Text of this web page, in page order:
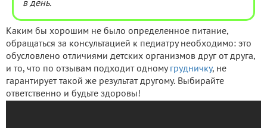
в день.
Каким бы хорошим не было определенное питание,
обращаться за консультацией к педиатру необходимо: это
обусловлено отличиями детских организмов друг от друга,
и то, что по отзывам подходит одному грудничку, не
гарантирует такой же результат другому. Выбирайте
ответственно и будьте здоровы!